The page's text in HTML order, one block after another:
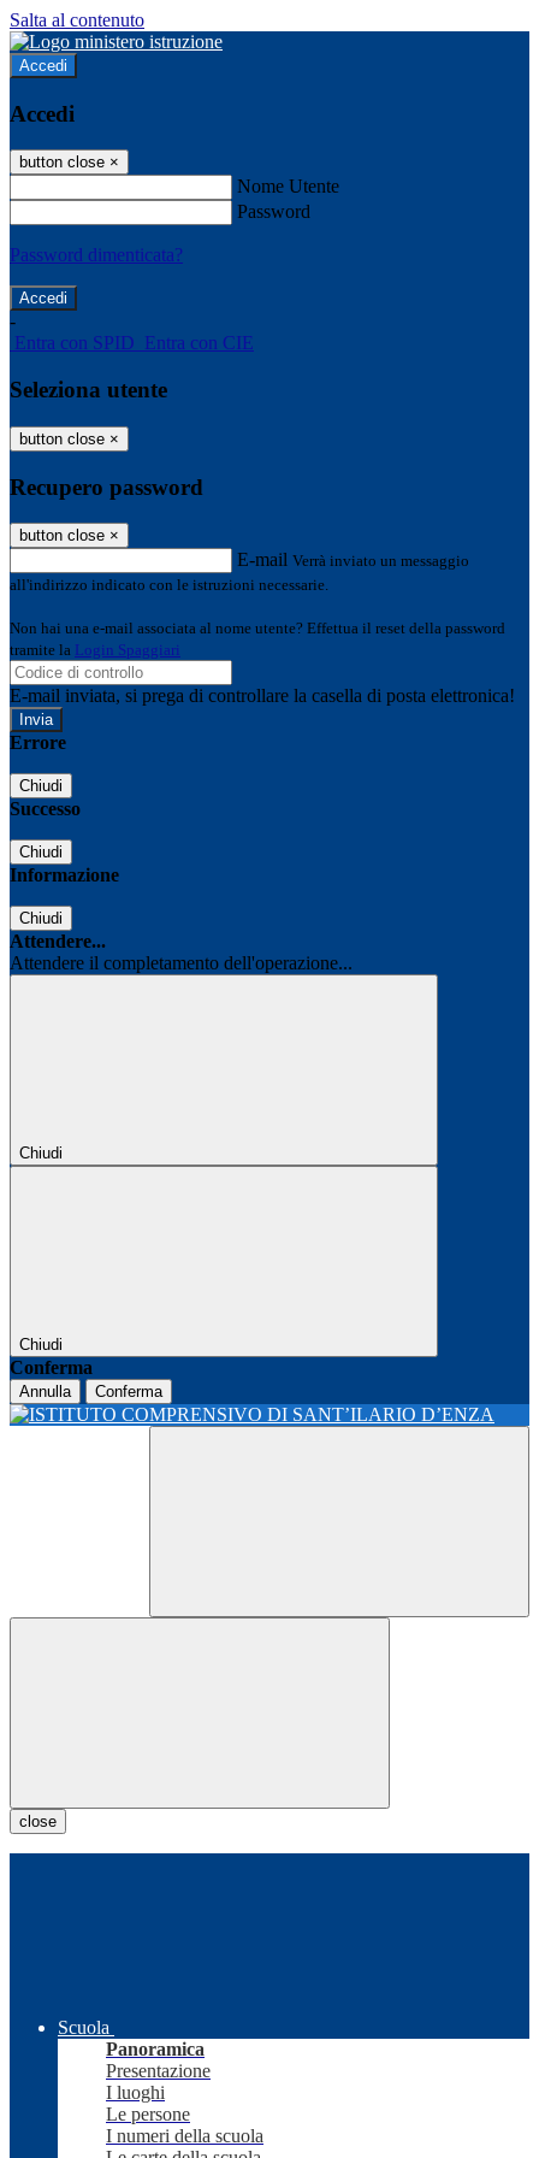
Salta al contenuto
Accedi
Accedi
button close ×
Nome Utente
Password
Password dimenticata?
-
Entra con SPID Entra con CIE
Seleziona utente
button close ×
Recupero password
button close ×
E-mail Verrà inviato un messaggio
all'indirizzo indicato con le istruzioni necessarie.
Non hai una e-mail associata al nome utente? Effettua il reset della password
tramite la Login Spaggiari
E-mail inviata, si prega di controllare la casella di posta elettronica!
Errore
Chiudi
Successo
Chiudi
Informazione
Chiudi
Attendere...
Attendere il completamento dell'operazione...
Chiudi
Chiudi
Conferma
Annulla Conferma
close
Scuola
Panoramica
Presentazione
I luoghi
Le persone
I numeri della scuola